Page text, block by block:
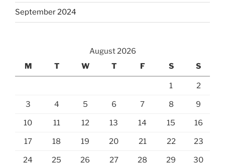
September 2024
August 2026
M
T W T F S S
1 2
3 4 5 6 7 8 9
10 11 12 13 14 15 16
17 18 19 20 21 22 23
24 25 26 27 28 29 30